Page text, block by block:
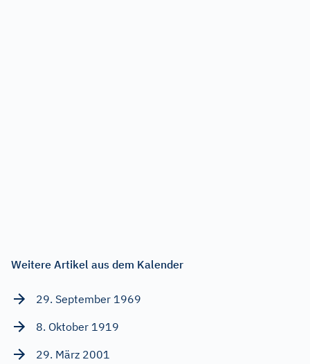
Weitere Artikel aus dem Kalender
29. September 1969
8. Oktober 1919
29. März 2001